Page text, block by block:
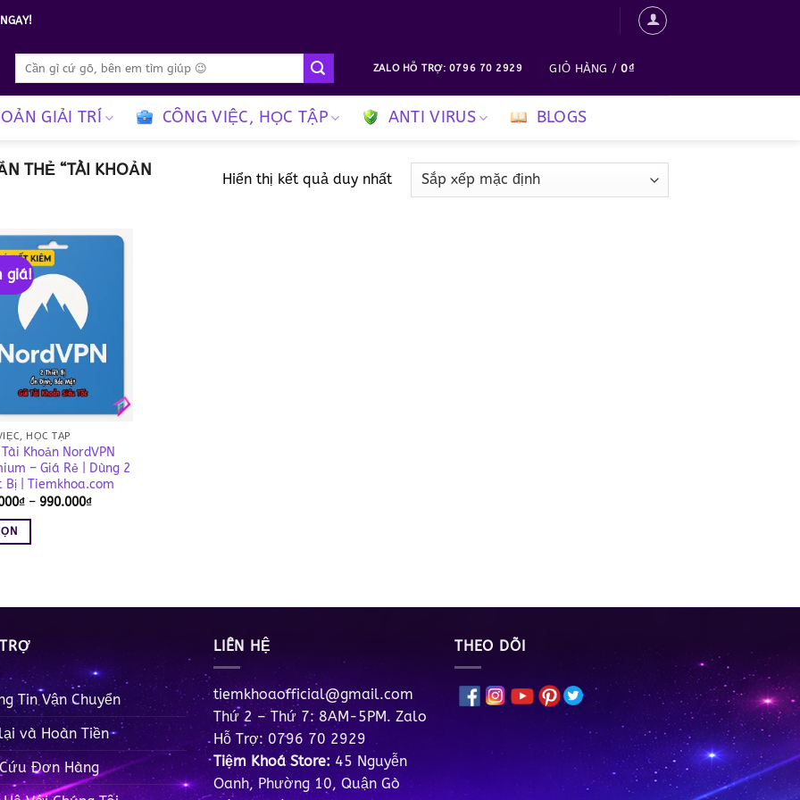
Tìm
ZALO HỖ TRỢ: 0796 70 2929 GIỎ HÀNG /0₫
GIẢI TRÍ CÔNG VIỆC, HỌC TẬP ANTI VIRUS BLOGS
THẺ “TÀI KHOẢN
Hiển thị kết quả duy nhất
giá!
Add to
wishlist
HỌC TẬP
Khoản NordVPN
– Giá Rẻ | Dùng 2
Bị | Tiemkhoa.com
₫ – 990.000₫Khoảng
Tin Vận Chuyển
và Hoàn Tiền
Đơn Hàng
LIÊN HỆ
tiemkhoaofficial@gmail.com
Thứ 2 – Thứ 7: 8AM-5PM. Zalo
Hỗ Trợ: 0796 70 2929
Tiệm Khoá Store: 45 Nguyễn
Oanh, Phường 10, Quận Gò
THEO DÕI